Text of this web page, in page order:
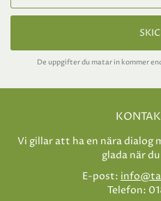
De uppgifter du matar in kommer
Vi gillar att ha en nära dialog
glada när
E-post:
Telefon: